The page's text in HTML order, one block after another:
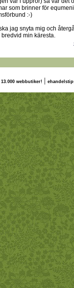
som brinner för
:-)
jag snyta mig och
bredvid min käresta.
webbutiker!|
E